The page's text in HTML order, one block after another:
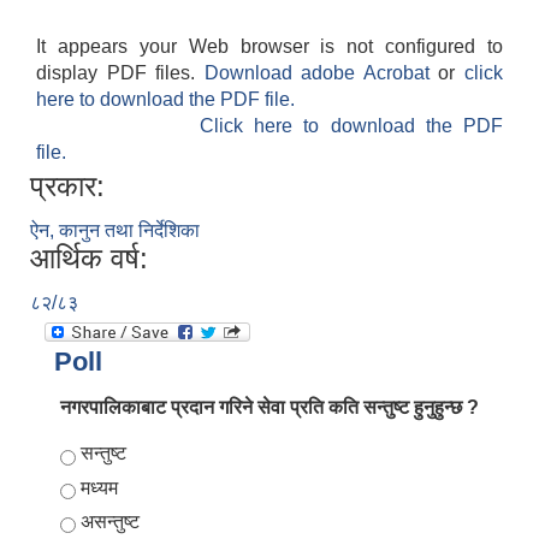
It appears your Web browser is not configured to
display PDF files.
Download adobe Acrobatorclick
here to download the PDF file.
Click here to download the PDF
file.
प्रकार:
ऐन, कानुन तथा निर्देशिका
आर्थिक वर्ष:
८२/८३
Poll
नगरपालिकाबाट प्रदान गरिने सेवा प्रति कति सन्तुष्ट हुनुहुन्छ ?
Choices
सन्तुष्ट
मध्यम
असन्तुष्ट